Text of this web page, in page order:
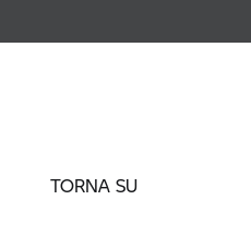
TORNA SU